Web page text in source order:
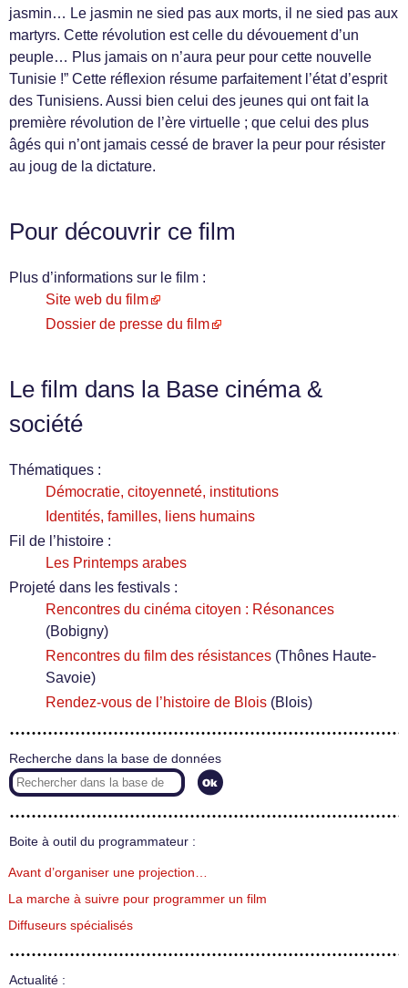
jasmin… Le jasmin ne sied pas aux morts, il ne sied pas aux
martyrs. Cette révolution est celle du dévouement d’un
peuple… Plus jamais on n’aura peur pour cette nouvelle
Tunisie !” Cette réflexion résume parfaitement l’état d’esprit
des Tunisiens. Aussi bien celui des jeunes qui ont fait la
première révolution de l’ère virtuelle ; que celui des plus
âgés qui n’ont jamais cessé de braver la peur pour résister
au joug de la dictature.
Pour découvrir ce film
Plus d’informations sur le film :
Site web du film
Dossier de presse du film
Le film dans la Base cinéma &
société
Thématiques :
Démocratie, citoyenneté, institutions
Identités, familles, liens humains
Fil de l’histoire :
Les Printemps arabes
Projeté dans les festivals :
Rencontres du cinéma citoyen : Résonances
(Bobigny)
Rencontres du film des résistances (Thônes Haute-
Savoie)
Rendez-vous de l’histoire de Blois (Blois)
Recherche dans la base de données
Boite à outil du programmateur :
Avant d’organiser une projection…
La marche à suivre pour programmer un film
Diffuseurs spécialisés
Actualité :